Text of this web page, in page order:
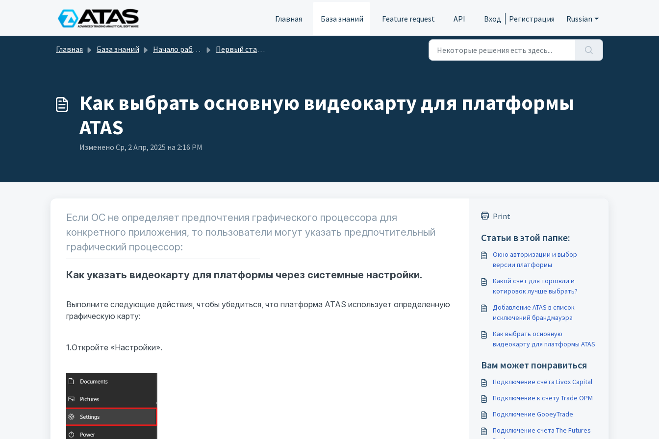
Главная
База знаний Feature request API Вход Регистрация Russian
Главная База знаний Начало работы Первый старт и настройка ATAS
Как выбрать основную видеокарту для платформы
ATAS
Изменено Ср, 2 Апр, 2025 на 2:16 PM
Если ОС не определяет предпочтения графического процессора для
конкретного приложения, то пользователи могут указать предпочтительный
графический процессор:
Как указать видеокарту для платформы через системные настройки.
Выполните следующие действия, чтобы убедиться, что платформа ATAS использует определенную
графическую карту:
1.Откройте «Настройки».
Print
Статьи в этой папке:
Окно авторизации и выбор
версии платформы
Какой счет для торговли и
котировок лучше выбрать?
Добавление ATAS в список
исключений брандмауэра
Как выбрать основную
видеокарту для платформы ATAS
Вам может понравиться
Подключение счёта Livox Capital
Подключение к счету Trade OPM
Подключение GooeyTrade
Подключение счета The Futures